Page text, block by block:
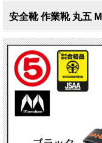
安全靴 作業靴 丸五